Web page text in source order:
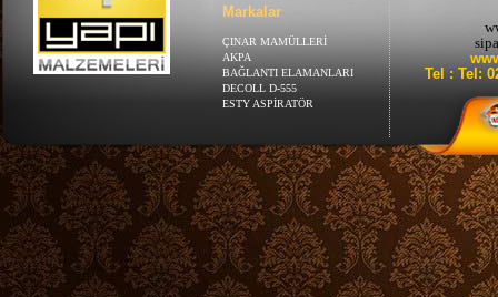
Markalar
ÇINAR MAMÜLLERİ
AKPA
BAĞLANTI ELAMANLARI
DECOLL D-555
ESTY ASPİRATÖR
Tel : Tel: